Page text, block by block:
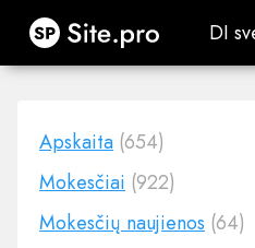
Site.pro DI
DI
Apskaita (654)
Mokesčiai (922)
Mokesčių naujienos (64)